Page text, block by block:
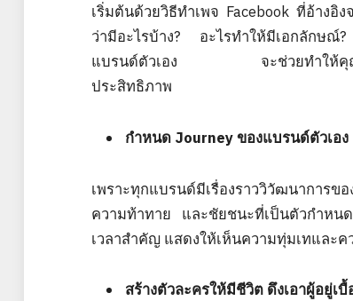
เริ่มต้นด้วยวิธีทำเพจ Facebook ที่อ้าง
ว่ามีอะไรบ้าง? อะไรทำให้มีเอกลักษณ์
แบรนด์ตัวเอง จะช่วยทำให้คุณเริ่ม
ประสิทธิภาพ
กำหนด Journey ของแบรนด์ตัวเอง
เพราะทุกแบรนด์มีเรื่องราววิวัฒนากา
ความท้าทาย และชัยชนะที่เป็นตัวกำหน
เวลาสำคัญ แสดงให้เห็นความทุ่มเทและ
สร้างตัวละครให้มีชีวิต ดึงเอาผู้อยู่เ